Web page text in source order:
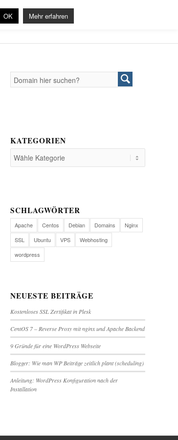
Produkte Support
KATEGORIEN
SCHLAGWÖRTER
Apache Centos Debian Domains
Nginx
SSL
Ubuntu VPS
Webhosting
wordpress
NEUESTE BEITRÄGE
Kostenloses SSL Zertifikat in Plesk
CentOS 7 – Reverse Proxy mit nginx und Apache Backend
9 Gründe für eine WordPress Webseite
Blogger: Wie man WP Beiträge zeitlich plant (scheduling)
Anleitung: WordPress Konfiguration nach der
Installation
OK Mehr erfahren